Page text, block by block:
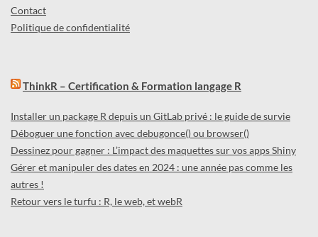
Contact
Politique de confidentialité
ThinkR – Certification & Formation langage R
Installer un package R depuis un GitLab privé : le guide de survie
Déboguer une fonction avec debugonce() ou browser()
Dessinez pour gagner : L’impact des maquettes sur vos apps Shiny
Gérer et manipuler des dates en 2024 : une année pas comme les
autres !
Retour vers le turfu : R, le web, et webR